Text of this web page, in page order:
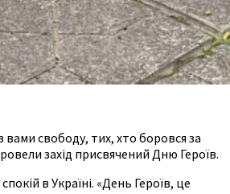
вами свободу, тих, хто боровся за
захід присвячений Дню Героїв.
в Україні. «День Героїв, це